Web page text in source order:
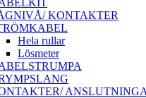
KONTAKTER
Hela rullar
Lösmeter